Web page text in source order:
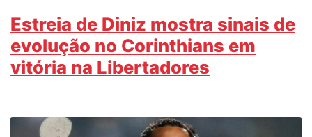
Estreia de Diniz mostra sinais de
evolução no Corinthians em
vitória na Libertadores